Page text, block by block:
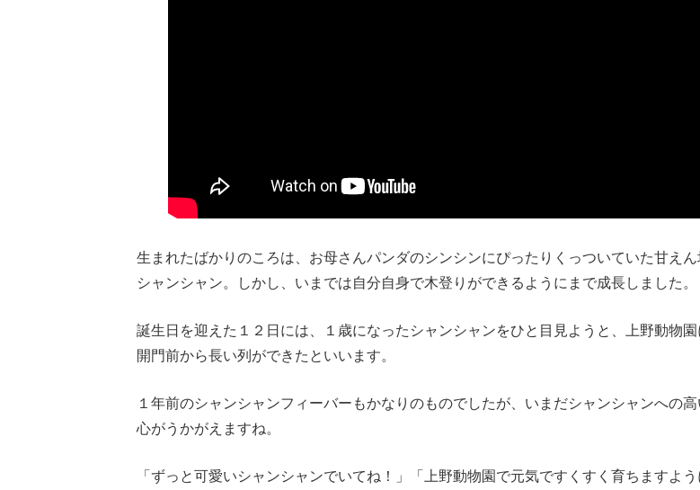
生まれたばかりのころは、お母さんパンダのシンシンにぴったりくっついていた甘え
シャンシャン。しかし、いまでは自分自身で木登りができるようにまで成長しました。
誕生日を迎えた１２日には、１歳になったシャンシャンをひと目見ようと、上野動物園
開門前から長い列ができたといいます。
１年前のシャンシャンフィーバーもかなりのものでしたが、いまだシャンシャンへの高
心がうかがえますね。
「ずっと可愛いシャンシャンでいてね！」「上野動物園で元気ですくすく育ちますよう